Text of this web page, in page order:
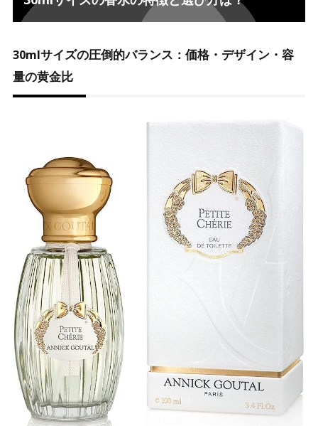
30mlサイズの圧倒的バランス：価格・デザイン・容
量の黄金比